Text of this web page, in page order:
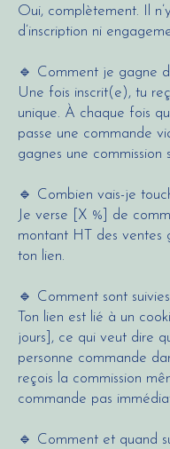
Oui, complètement. Il
d’inscription ni
🔹 Comment je gagne
Une fois inscrit(e), tu
unique. À chaque fois
passe une commande
gagnes une commission
🔹 Combien vais-je
Je verse [X %] de
montant HT des ventes
ton lien.
🔹 Comment sont
Ton lien est lié à un
jours], ce qui veut dire
personne commande
reçois la commission
commande pas
🔹 Comment et quand